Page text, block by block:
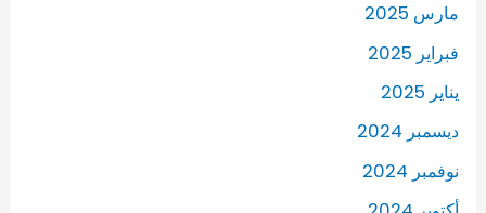
مارس 2025
فبراير 2025
يناير 2025
ديسمبر 2024
نوفمبر 2024